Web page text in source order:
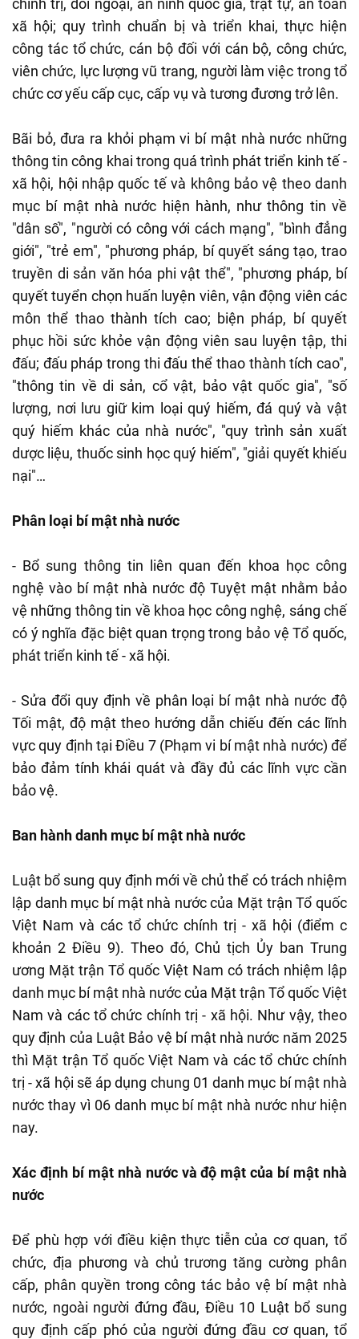
chính trị, đối ngoại, an ninh quốc gia, trật tự, an toàn
xã hội; quy trình chuẩn bị và triển khai, thực hiện
công tác tổ chức, cán bộ đối với cán bộ, công chức,
viên chức, lực lượng vũ trang, người làm việc trong tổ
chức cơ yếu cấp cục, cấp vụ và tương đương trở lên.
Bãi bỏ, đưa ra khỏi phạm vi bí mật nhà nước những
thông tin công khai trong quá trình phát triển kinh tế -
xã hội, hội nhập quốc tế và không bảo vệ theo danh
mục bí mật nhà nước hiện hành, như thông tin về
"dân số", "người có công với cách mạng", "bình đẳng
giới", "trẻ em", "phương pháp, bí quyết sáng tạo, trao
truyền di sản văn hóa phi vật thể", "phương pháp, bí
quyết tuyển chọn huấn luyện viên, vận động viên các
môn thể thao thành tích cao; biện pháp, bí quyết
phục hồi sức khỏe vận động viên sau luyện tập, thi
đấu; đấu pháp trong thi đấu thể thao thành tích cao",
"thông tin về di sản, cổ vật, bảo vật quốc gia", "số
lượng, nơi lưu giữ kim loại quý hiếm, đá quý và vật
quý hiếm khác của nhà nước", "quy trình sản xuất
dược liệu, thuốc sinh học quý hiếm", "giải quyết khiếu
nại"…
Phân loại bí mật nhà nước
- Bổ sung thông tin liên quan đến khoa học công
nghệ vào bí mật nhà nước độ Tuyệt mật nhằm bảo
vệ những thông tin về khoa học công nghệ, sáng chế
có ý nghĩa đặc biệt quan trọng trong bảo vệ Tổ quốc,
phát triển kinh tế - xã hội.
- Sửa đổi quy định về phân loại bí mật nhà nước độ
Tối mật, độ mật theo hướng dẫn chiếu đến các lĩnh
vực quy định tại Điều 7 (Phạm vi bí mật nhà nước) để
bảo đảm tính khái quát và đầy đủ các lĩnh vực cần
bảo vệ.
Ban hành danh mục bí mật nhà nước
Luật bổ sung quy định mới về chủ thể có trách nhiệm
lập danh mục bí mật nhà nước của Mặt trận Tổ quốc
Việt Nam và các tổ chức chính trị - xã hội (điểm c
khoản 2 Điều 9). Theo đó, Chủ tịch Ủy ban Trung
ương Mặt trận Tổ quốc Việt Nam có trách nhiệm lập
danh mục bí mật nhà nước của Mặt trận Tổ quốc Việt
Nam và các tổ chức chính trị - xã hội. Như vậy, theo
quy định của Luật Bảo vệ bí mật nhà nước năm 2025
thì Mặt trận Tổ quốc Việt Nam và các tổ chức chính
trị - xã hội sẽ áp dụng chung 01 danh mục bí mật nhà
nước thay vì 06 danh mục bí mật nhà nước như hiện
nay.
Xác định bí mật nhà nước và độ mật của bí mật nhà
nước
Để phù hợp với điều kiện thực tiễn của cơ quan, tổ
chức, địa phương và chủ trương tăng cường phân
cấp, phân quyền trong công tác bảo vệ bí mật nhà
nước, ngoài người đứng đầu, Điều 10 Luật bổ sung
quy định cấp phó của người đứng đầu cơ quan, tổ